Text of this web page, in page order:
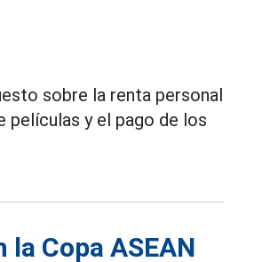
sobre la renta personal
películas y el pago de los
Copa ASEAN